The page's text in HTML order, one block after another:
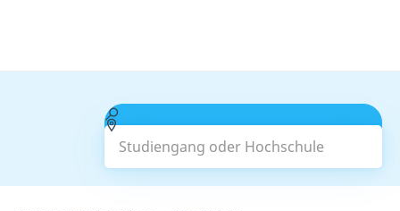
Studiengang oder Hochschule
Suchen